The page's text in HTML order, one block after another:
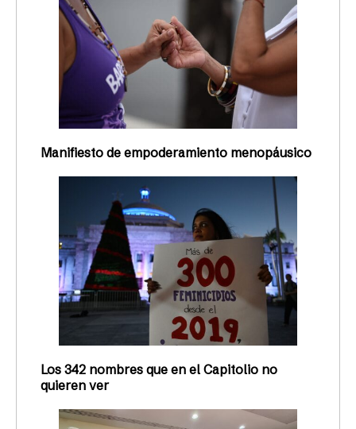
Manifiesto de empoderamiento menopáusico
Los 342 nombres que en el Capitolio no
quieren ver